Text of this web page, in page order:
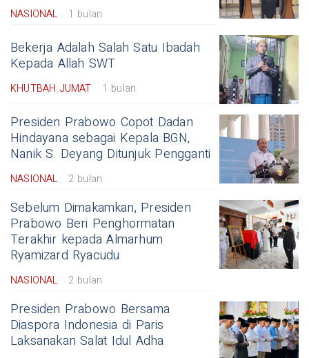
NASIONAL 1 bulan
Bekerja Adalah Salah Satu Ibadah
Kepada Allah SWT
KHUTBAH JUMAT 1 bulan
Presiden Prabowo Copot Dadan
Hindayana sebagai Kepala BGN,
Nanik S. Deyang Ditunjuk Pengganti
NASIONAL 2 bulan
Sebelum Dimakamkan, Presiden
Prabowo Beri Penghormatan
Terakhir kepada Almarhum
Ryamizard Ryacudu
NASIONAL 2 bulan
Presiden Prabowo Bersama
Diaspora Indonesia di Paris
Laksanakan Salat Idul Adha